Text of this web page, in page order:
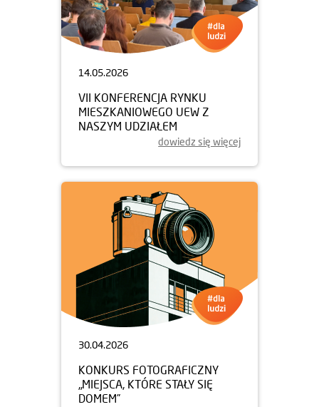
14.05.2026
VII KONFERENCJA RYNKU
MIESZKANIOWEGO UEW Z
NASZYM UDZIAŁEM
dowiedz się więcej
30.04.2026
KONKURS FOTOGRAFICZNY
„MIEJSCA, KTÓRE STAŁY SIĘ
DOMEM”